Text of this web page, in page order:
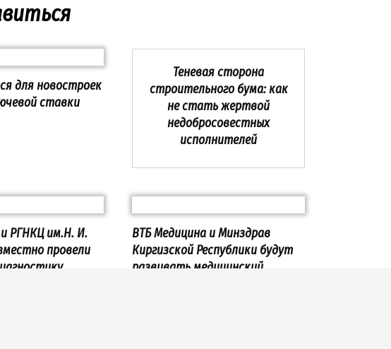
для новостроек
ставки
Теневая сторона
строительного бума: как
не стать жертвой
недобросовестных
исполнителей
РГНКЦ им.Н. И.
провели
ВТБ Медицина и Минздрав
Киргизской Республики будут
развивать медицинский